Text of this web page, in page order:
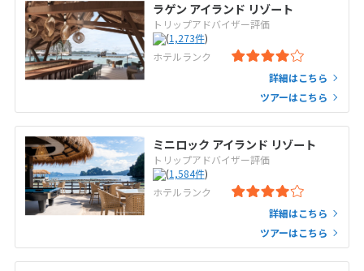
ラゲン アイランド リゾート
トリップアドバイザー評価
(1,273件)
ホテルランク
詳細はこちら
ツアーはこちら
ミニロック アイランド リゾート
トリップアドバイザー評価
(1,584件)
ホテルランク
詳細はこちら
ツアーはこちら